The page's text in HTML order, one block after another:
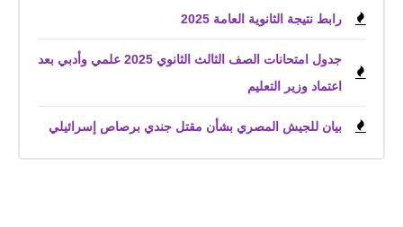
رابط نتيجة الثانوية العامة 2025
جدول امتحانات الصف الثالث الثانوي 2025 علمي وأدبي بعد
اعتماد وزير التعليم
بيان للجيش المصري بشأن مقتل جندي برصاص إسرائيلي